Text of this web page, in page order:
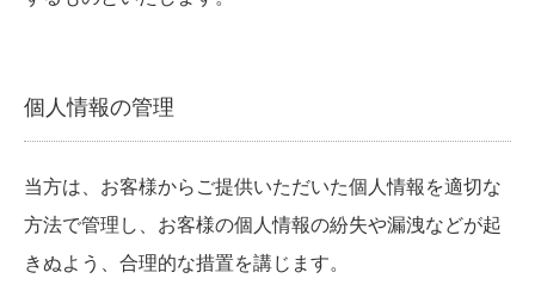
個人情報の管理
当方は、お客様からご提供いただいた個人情報を適切な
方法で管理し、お客様の個人情報の紛失や漏洩などが起
きぬよう、合理的な措置を講じます。